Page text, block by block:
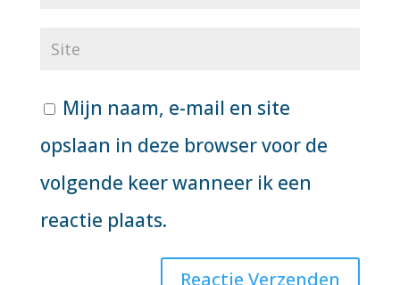
Mijn naam, e-mail en site
opslaan in deze browser voor de
volgende keer wanneer ik een
reactie plaats.